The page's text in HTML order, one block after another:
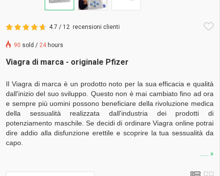
4.7 / 12 recensioni clienti
90 sold / 24hours
Viagra di marca - originale Pfizer
Il Viagra di marca è un prodotto noto per la sua efficacia e qualità
dall'inizio del suo sviluppo. Questo non è mai cambiato fino ad ora
e sempre più uomini possono beneficiare della rivoluzione medica
della sessualità realizzata dall'industria dei prodotti di
potenziamento maschile. Se decidi di ordinare Viagra online potrai
dire addio alla disfunzione erettile e scoprire la tua sessualità da
capo.
...... »